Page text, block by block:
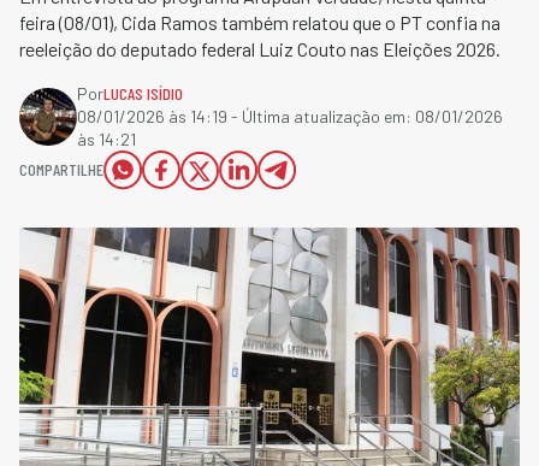
feira (08/01), Cida Ramos também relatou que o PT confia na
reeleição do deputado federal Luiz Couto nas Eleições 2026.
PorLUCAS ISÍDIO
08/01/2026 às 14:19 - Última atualização em: 08/01/2026
às 14:21
COMPARTILHE